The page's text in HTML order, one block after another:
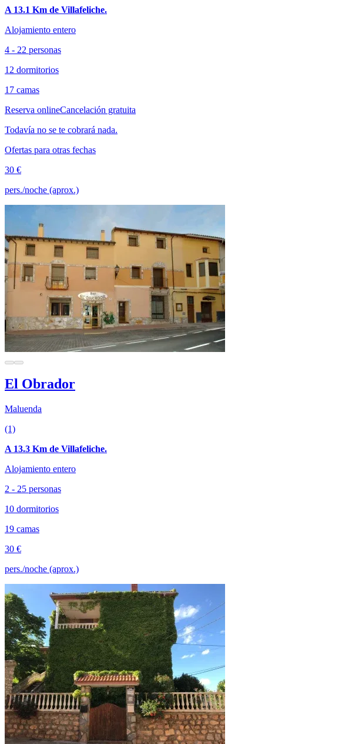
A 13.1 Km de Villafeliche.
Alojamiento entero
4 - 22 personas
12 dormitorios
17 camas
Reserva onlineCancelación gratuita
Todavía no se te cobrará nada.
Ofertas para otras fechas
30 €
pers./noche (aprox.)
El Obrador
Maluenda
(1)
A 13.3 Km de Villafeliche.
Alojamiento entero
2 - 25 personas
10 dormitorios
19 camas
30 €
pers./noche (aprox.)